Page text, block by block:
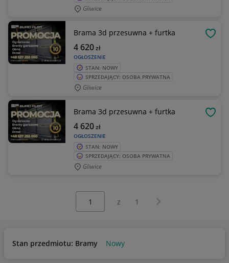
Gliwice
Brama 3d przesuwna + furtka
OGŁOSZENIE
4 620zł
STAN: NOWY
SPRZEDAJĄCY: OSOBA PRYWATNA
Gliwice
Brama 3d przesuwna + furtka
OGŁOSZENIE
4 620zł
STAN: NOWY
SPRZEDAJĄCY: OSOBA PRYWATNA
Gliwice
z 1 Następna strona
Stan przedmiotu: Bramy Nowy